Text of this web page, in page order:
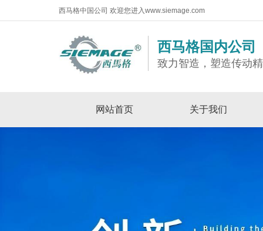
西马格中国公司 欢迎您进入www.siemage.com
西马格国内公司
致力智造，塑造传动
网站首页 关于我们